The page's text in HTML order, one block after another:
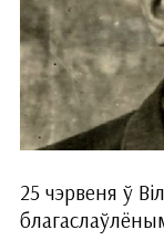
25 чэрвеня ў